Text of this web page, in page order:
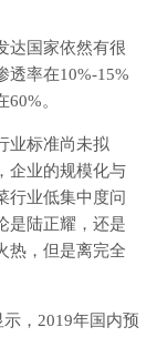
达国家依然有很
透率在10%-15%
。
业标准尚未拟
企业的规模化与
行业低集中度问
是陆正耀，还是
热，但是离完全
，2019年国内预